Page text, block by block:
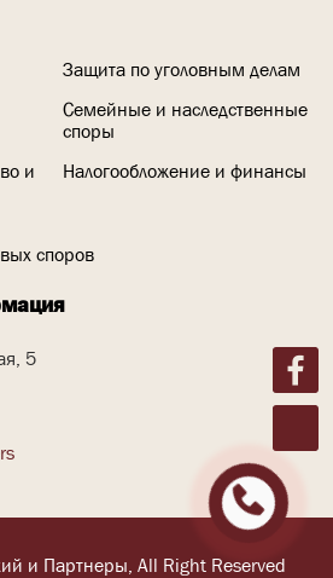
5
Защита по уголовным делам
Семейные и наследственные
споры
и
Налогообложение и финансы
споров
и Партнеры, All Right Reserved